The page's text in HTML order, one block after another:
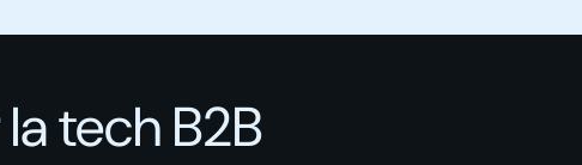
tech B2B